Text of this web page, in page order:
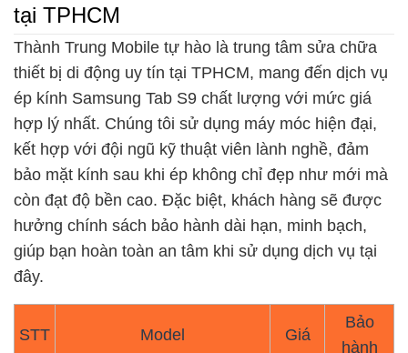
tại TPHCM
Thành Trung Mobile tự hào là trung tâm sửa chữa
thiết bị di động uy tín tại TPHCM, mang đến dịch vụ
ép kính Samsung Tab S9 chất lượng với mức giá
hợp lý nhất. Chúng tôi sử dụng máy móc hiện đại,
kết hợp với đội ngũ kỹ thuật viên lành nghề, đảm
bảo mặt kính sau khi ép không chỉ đẹp như mới mà
còn đạt độ bền cao. Đặc biệt, khách hàng sẽ được
hưởng chính sách bảo hành dài hạn, minh bạch,
giúp bạn hoàn toàn an tâm khi sử dụng dịch vụ tại
đây.
STT Model Giá
Bảo
hành